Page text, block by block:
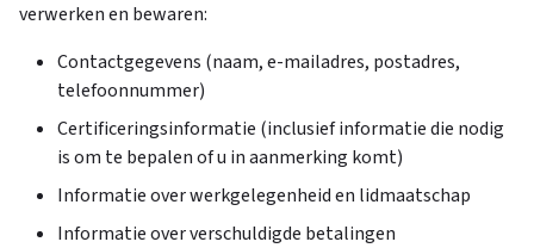
verwerken en bewaren:
Contactgegevens (naam, e-mailadres, postadres,
telefoonnummer)
Certificeringsinformatie (inclusief informatie die nodig
is om te bepalen of u in aanmerking komt)
Informatie over werkgelegenheid en lidmaatschap
Informatie over verschuldigde betalingen